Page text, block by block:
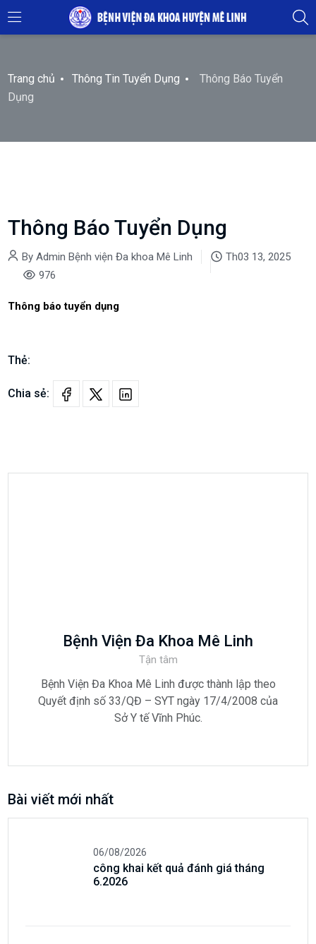
Trang chủ Thông Tin Tuyển Dụng
Thông Báo Tuyển
Dụng
Thông Báo Tuyển Dụng
By Admin Bệnh viện Đa khoa Mê Linh
Th03 13, 2025
976
Thông báo tuyển dụng
Thẻ:
Chia sẻ:
Bệnh Viện Đa Khoa Mê Linh
Tận tâm
Bệnh Viện Đa Khoa Mê Linh được thành lập theo
Quyết định số 33/QĐ – SYT ngày 17/4/2008 của
Sở Y tế Vĩnh Phúc.
Bài viết mới nhất
06/08/2026
công khai kết quả đánh giá tháng
6.2026